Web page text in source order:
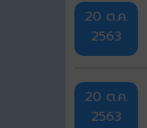
20 ต.ค.
2563
20 ต.ค.
2563